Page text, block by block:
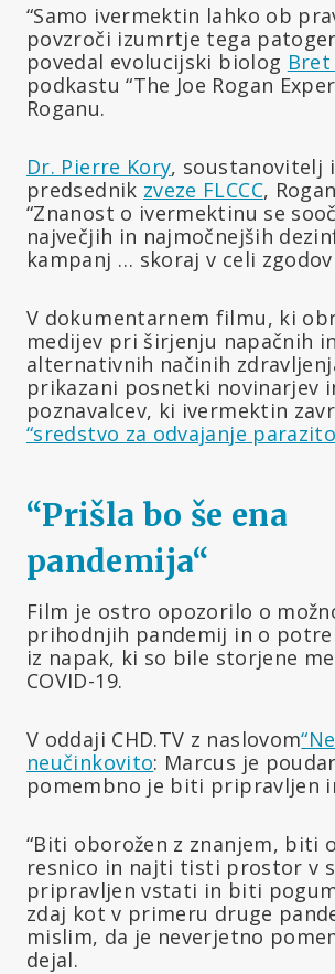
“Samo ivermektin lahko ob
povzroči izumrtje tega
povedal evolucijski biolog
podkastu “The Joe Rogan
Roganu.
Dr. Pierre Kory, soustanovitelj
predsednik zveze FLCCC,
“Znanost o ivermektinu se
največjih in najmočnejših
kampanj … skoraj v celi
V dokumentarnem filmu, ki
medijev pri širjenju napačnih
alternativnih načinih
prikazani posnetki novinarjev
poznavalcev, ki ivermektin
“sredstvo za odvajanje
“Prišla bo še ena
pandemija“
Film je ostro opozorilo o
prihodnjih pandemij in o
iz napak, ki so bile storjene
COVID-19.
V oddaji CHD.TV z naslovom
neučinkovito: Marcus je
pomembno je biti pripravljen
“Biti oborožen z znanjem, biti
resnico in najti tisti prostor v
pripravljen vstati in biti
zdaj kot v primeru druge
mislim, da je neverjetno
dejal.